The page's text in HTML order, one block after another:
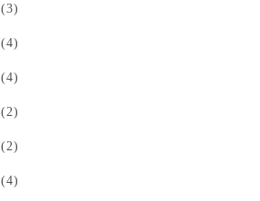
(3)
(4)
(4)
(2)
(2)
(4)